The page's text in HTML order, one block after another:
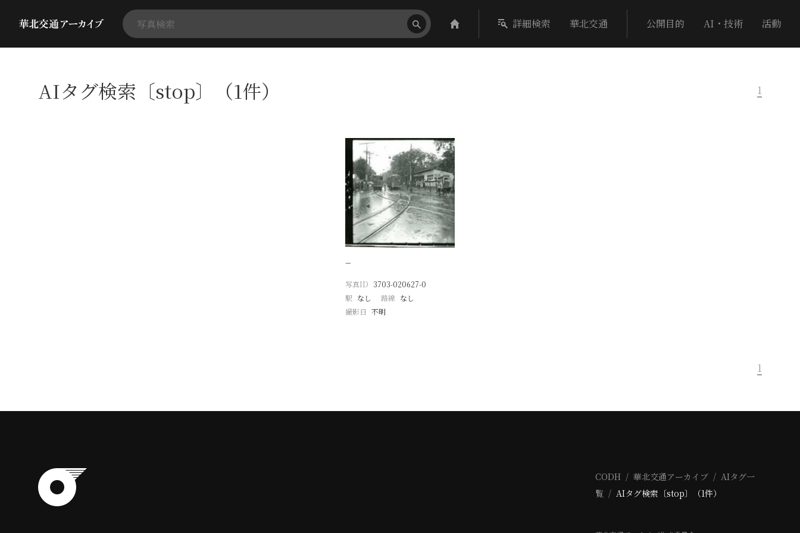
詳細検索 華北交通 公開目的 AI・技術 活動
AIタグ検索〔stop〕（1件） 1
−
写真ID 3703-020627-0
駅 なし 路線 なし
撮影日 不明
1
CODH 華北交通アーカイブ
AIタグ一
覧
AIタグ検索〔stop〕（1件）